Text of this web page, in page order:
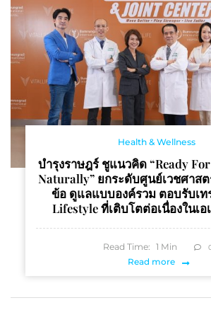
Health & Wellness
บำรุงราษฎร์ ชูแนวคิด “Ready
Naturally” ยกระดับศูนย์เวชศาส
ข้อ ดูแลแบบองค์รวม ตอบรับเท
Lifestyle ที่เติบโตต่อเนื่องในเ
Read Time: 1 Min
Read more